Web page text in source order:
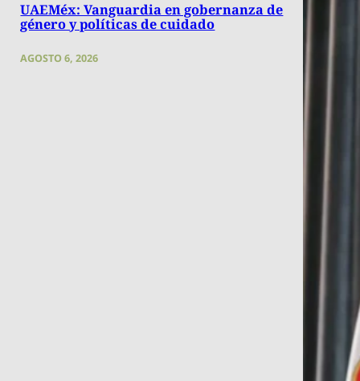
UAEMéx: Vanguardia en gobernanza de
género y políticas de cuidado
AGOSTO 6, 2026